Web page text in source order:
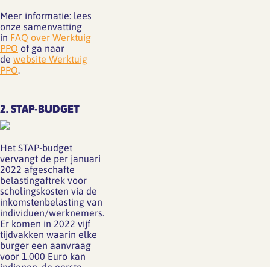
Meer informatie: lees
onze samenvatting
in FAQ over Werktuig
PPO of ga naar
de website Werktuig
PPO.
2. STAP-BUDGET
Het STAP-budget
vervangt de per januari
2022 afgeschafte
belastingaftrek voor
scholingskosten via de
inkomstenbelasting van
individuen/werknemers.
Er komen in 2022 vijf
tijdvakken waarin elke
burger een aanvraag
voor 1.000 Euro kan